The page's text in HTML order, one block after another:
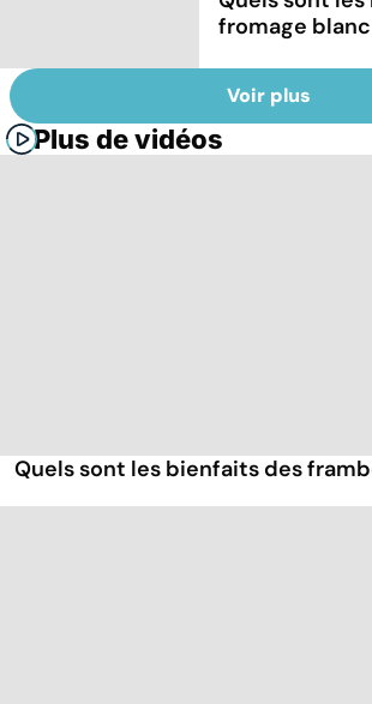
fromage blanc
Voir plus
Plus de vidéos
Quels sont les bienfaits des